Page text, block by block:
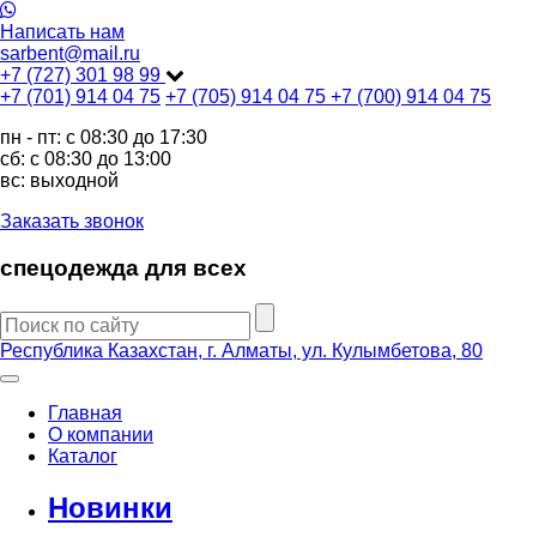
Написать нам
sarbent@mail.ru
+7 (727) 301 98 99
+7 (701) 914 04 75 +7 (705) 914 04 75 +7 (700) 914 04 75
пн - пт: c 08:30 до 17:30
сб: c 08:30 до 13:00
вс: выходной
Заказать звонок
спецодежда для всех
Республика Казахстан, г. Алматы, ул. Кулымбетова, 80
Главная
О компании
Каталог
Новинки